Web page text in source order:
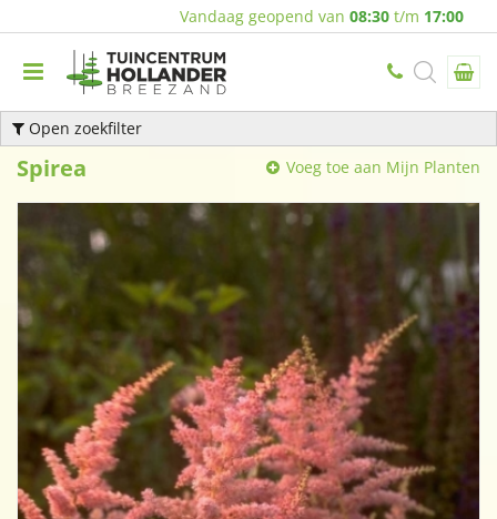
Vandaag geopend van 08:30 t/m 17:00
Open zoekfilter
Spirea Voeg toe aan Mijn Planten